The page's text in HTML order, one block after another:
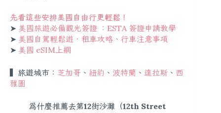
先看這些安排美國自由行更輕鬆！
➤ 美國旅遊必備觀光簽證 ：ESTA 簽證申請教學
➤ 美國自駕輕鬆遊．租車攻略、行車注意事項
➤ 美國 eSIM上網
▍旅遊城市： 芝加哥 、 紐約 、 波特蘭 、 達拉斯 、 西
雅圖
為什麼推薦去第12街沙灘（12th Street